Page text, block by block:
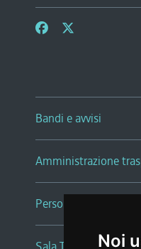
Noi
Bandi e avvisi
Amministrazione
Persone e Uffici